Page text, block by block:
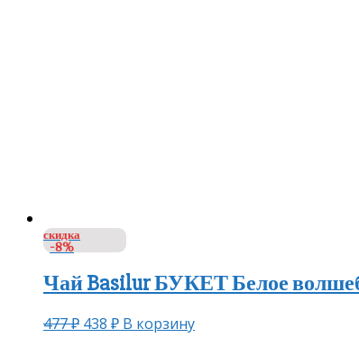
скидка
-8%
Чай Basilur БУКЕТ Белое
477₽ 438 ₽ В корзину